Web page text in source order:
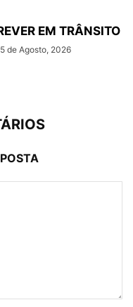
EM TRÂNSITO
5 de Agosto, 2026